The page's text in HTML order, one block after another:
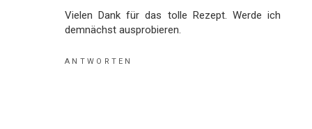
Vielen Dank für das tolle Rezept. Werde ich
demnächst ausprobieren.
ANTWORTEN